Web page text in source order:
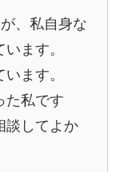
、私自身な
ます。
ます。
た私です
談してよか